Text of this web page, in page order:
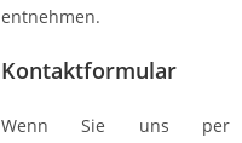
entnehmen.
Kontaktformular
Wenn Sie uns per